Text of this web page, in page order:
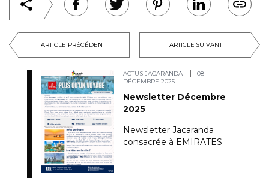
ARTICLE PRÉCÉDENT ARTICLE SUIVANT
ACTUS JACARANDA
08
DÉCEMBRE 2025
Newsletter Décembre
2025
Newsletter Jacaranda
consacrée à EMIRATES